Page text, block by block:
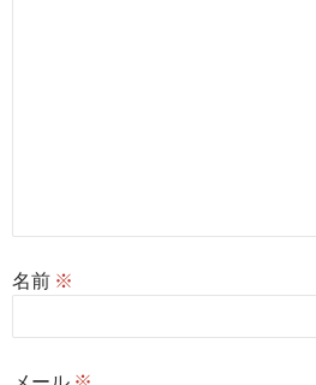
名前 ※